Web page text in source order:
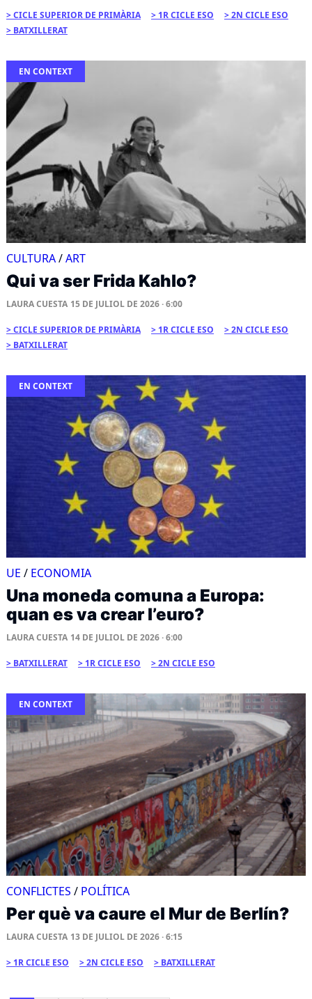
CICLE SUPERIOR DE PRIMÀRIA 1R CICLE ESO
2N CICLE ESO
BATXILLERAT
EN CONTEXT
CULTURA/ART
Qui va ser Frida Kahlo?
LAURA CUESTA 15 DE JULIOL DE 2026 · 6:00
CICLE SUPERIOR DE PRIMÀRIA 1R CICLE ESO
2N CICLE ESO
BATXILLERAT
EN CONTEXT
UE / ECONOMIA
Una moneda comuna a Europa:
quan es va crear l’euro?
LAURA CUESTA 14 DE JULIOL DE 2026 · 6:00
BATXILLERAT 1R CICLE ESO 2N CICLE ESO
EN CONTEXT
CONFLICTES / POLÍTICA
Per què va caure el Mur de Berlín?
LAURA CUESTA 13 DE JULIOL DE 2026 · 6:15
1R CICLE ESO 2N CICLE ESO BATXILLERAT